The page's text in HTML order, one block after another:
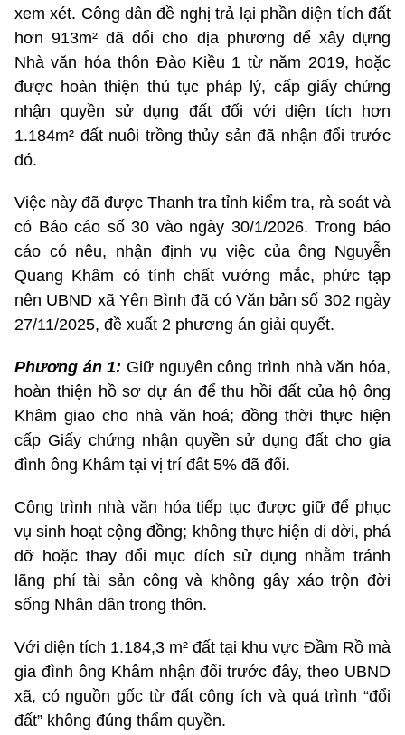
xem xét. Công dân đề nghị trả lại phần diện tích đất
hơn 913m² đã đổi cho địa phương để xây dựng
Nhà văn hóa thôn Đào Kiều 1 từ năm 2019, hoặc
được hoàn thiện thủ tục pháp lý, cấp giấy chứng
nhận quyền sử dụng đất đối với diện tích hơn
1.184m² đất nuôi trồng thủy sản đã nhận đổi trước
đó.
Việc này đã được Thanh tra tỉnh kiểm tra, rà soát và
có Báo cáo số 30 vào ngày 30/1/2026. Trong báo
cáo có nêu, nhận định vụ việc của ông Nguyễn
Quang Khâm có tính chất vướng mắc, phức tạp
nên UBND xã Yên Bình đã có Văn bản số 302 ngày
27/11/2025, đề xuất 2 phương án giải quyết.
Phương án 1: Giữ nguyên công trình nhà văn hóa,
hoàn thiện hồ sơ dự án để thu hồi đất của hộ ông
Khâm giao cho nhà văn hoá; đồng thời thực hiện
cấp Giấy chứng nhận quyền sử dụng đất cho gia
đình ông Khâm tại vị trí đất 5% đã đổi.
Công trình nhà văn hóa tiếp tục được giữ để phục
vụ sinh hoạt cộng đồng; không thực hiện di dời, phá
dỡ hoặc thay đổi mục đích sử dụng nhằm tránh
lãng phí tài sản công và không gây xáo trộn đời
sống Nhân dân trong thôn.
Với diện tích 1.184,3 m² đất tại khu vực Đầm Rồ mà
gia đình ông Khâm nhận đổi trước đây, theo UBND
xã, có nguồn gốc từ đất công ích và quá trình “đổi
đất” không đúng thẩm quyền.